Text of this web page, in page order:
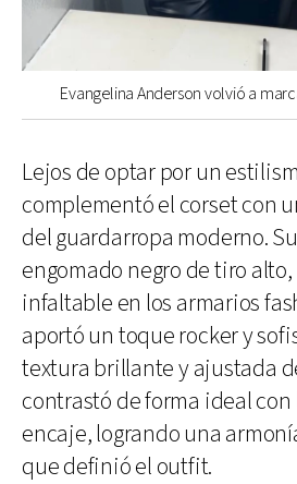
Evangelina Anderson volvió a
Lejos de optar por un
complementó el corset con
del guardarropa moderno.
engomado negro de tiro
infaltable en los armarios
aportó un toque rocker y
textura brillante y ajustada
contrastó de forma ideal
encaje, logrando una
que definió el outfit.